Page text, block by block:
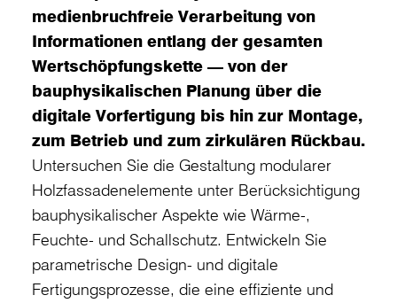
medienbruchfreie Verarbeitung von
Informationen entlang der gesamten
Wertschöpfungskette — von der
bauphysikalischen Planung über die
digitale Vorfertigung bis hin zur Montage,
zum Betrieb und zum zirkulären Rückbau.
Untersuchen Sie die Gestaltung modularer
Holzfassadenelemente unter Berücksichtigung
bauphysikalischer Aspekte wie Wärme-,
Feuchte- und Schallschutz. Entwickeln Sie
parametrische Design- und digitale
Fertigungsprozesse, die eine effiziente und